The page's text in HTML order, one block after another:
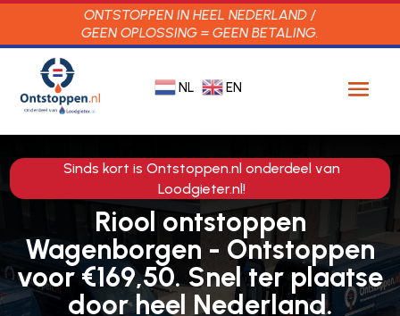
ONTSTOPPEN IN HEEL NEDERLAND /
GEEN OPLOSSING = GEEN BETALING.
NL EN
Sinds kort is Ontstoppen.nl onderdeel van
Loodgieter.nl!
Riool ontstoppen
Wagenborgen - Ontstoppen
voor €169,50. Snel ter plaatse
door heel Nederland.